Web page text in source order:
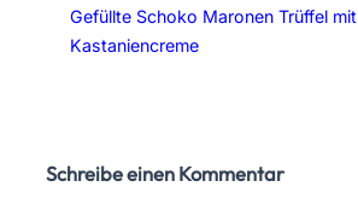
Gefüllte Schoko Maronen Trüffel mit
Kastaniencreme
Schreibe einen Kommentar